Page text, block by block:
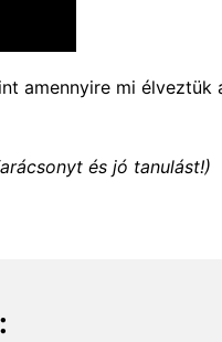
amennyire mi élveztük
és jó tanulást!)